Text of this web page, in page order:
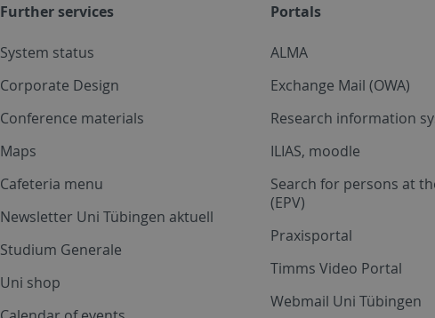
Further services
System status
Corporate Design
Conference materials
Maps
Cafeteria menu
Newsletter Uni Tübingen aktuell
Studium Generale
Uni shop
Portals
ALMA
Exchange Mail (OWA)
Research information
ILIAS, moodle
Search for persons at
(EPV)
Praxisportal
Timms Video Portal
Webmail Uni Tübingen